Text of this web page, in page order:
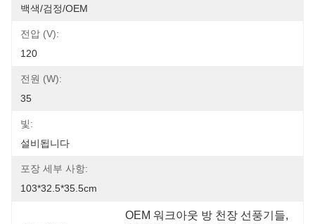
백색/검정/OEM
전압 (v):
120
전원 (W):
35
빛:
설비됩니다
포장 세부 사항:
103*32.5*35.5cm
OEM 워크아웃 방 천장 선풍기들,